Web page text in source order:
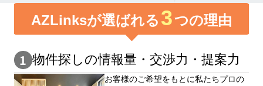
AZLinksが選ばれる 3つの理由
物件探しの情報量・交渉⼒・提案⼒
お客様のご希望をもとに私たちプロの